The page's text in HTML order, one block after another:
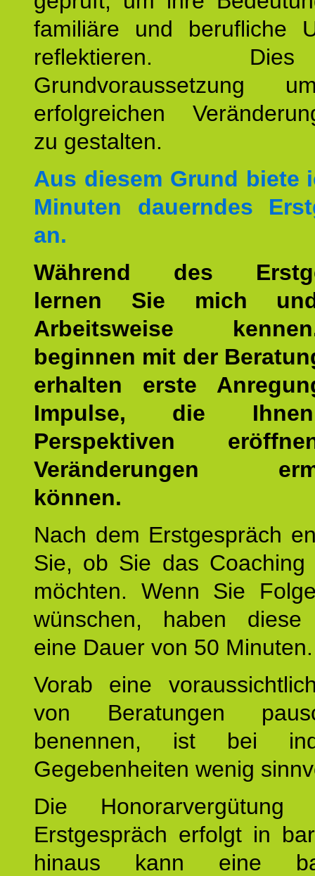
familiäre und berufliche
reflektieren.
Grundvoraussetzung
erfolgreichen
zu gestalten.
Aus diesem Grund biete
Minuten dauerndes
an.
Während des
lernen Sie mich
Arbeitsweise
beginnen mit der
erhalten erste
Impulse, die
Perspektiven
Veränderungen
können.
Nach dem Erstgespräch
Sie, ob Sie das Coaching
möchten. Wenn Sie
wünschen, haben diese
eine Dauer von 50 Minuten.
Vorab eine
von Beratungen
benennen, ist bei
Gegebenheiten wenig
Die
Erstgespräch erfolgt in
hinaus kann eine